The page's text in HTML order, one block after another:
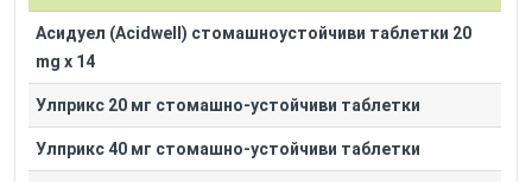
Асидуел (Acidwell) стомашноустойчиви таблетки 20
mg x 14
Улприкс 20 мг стомашно-устойчиви таблетки
Улприкс 40 мг стомашно-устойчиви таблетки